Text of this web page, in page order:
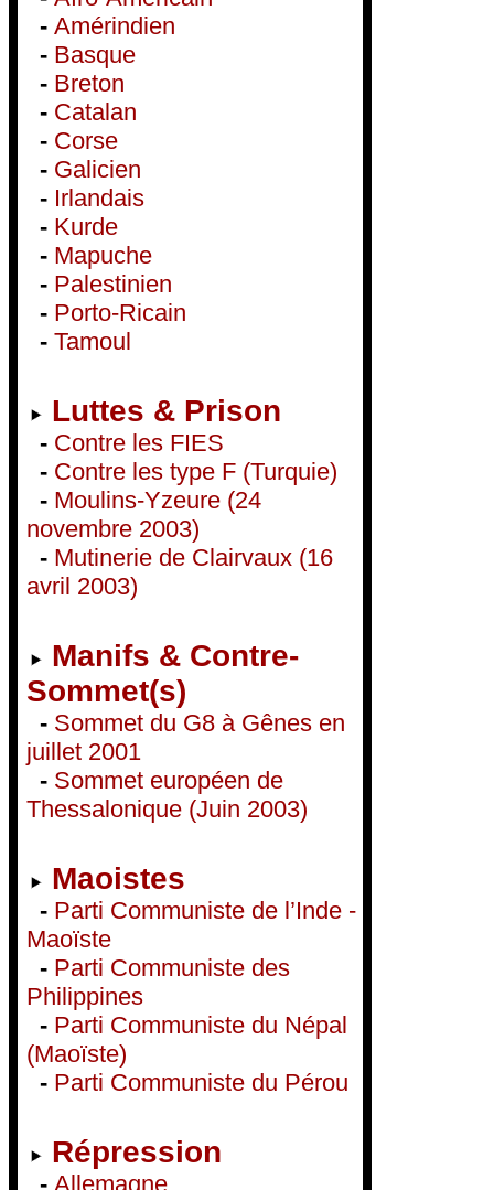
- Amérindien
- Basque
- Breton
- Catalan
- Corse
- Galicien
- Irlandais
- Kurde
- Mapuche
- Palestinien
- Porto-Ricain
- Tamoul
Luttes & Prison
- Contre les FIES
- Contre les type F (Turquie)
- Moulins-Yzeure (24
novembre 2003)
- Mutinerie de Clairvaux (16
avril 2003)
Manifs & Contre-
Sommet(s)
- Sommet du G8 à Gênes en
juillet 2001
- Sommet européen de
Thessalonique (Juin 2003)
Maoistes
- Parti Communiste de l’Inde -
Maoïste
- Parti Communiste des
Philippines
- Parti Communiste du Népal
(Maoïste)
- Parti Communiste du Pérou
Répression
- Allemagne